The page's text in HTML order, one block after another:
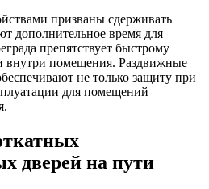
призваны сдерживать
дополнительное время для
препятствует быстрому
внутри помещения. Раздвижные
не только защиту при
для помещений
дверей на пути